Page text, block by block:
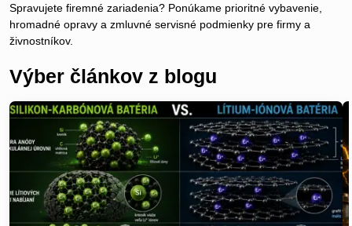
Spravujete firemné zariadenia? Ponúkame prioritné vybavenie,
hromadné opravy a zmluvné servisné podmienky pre firmy a
živnostníkov.
Výber článkov z blogu